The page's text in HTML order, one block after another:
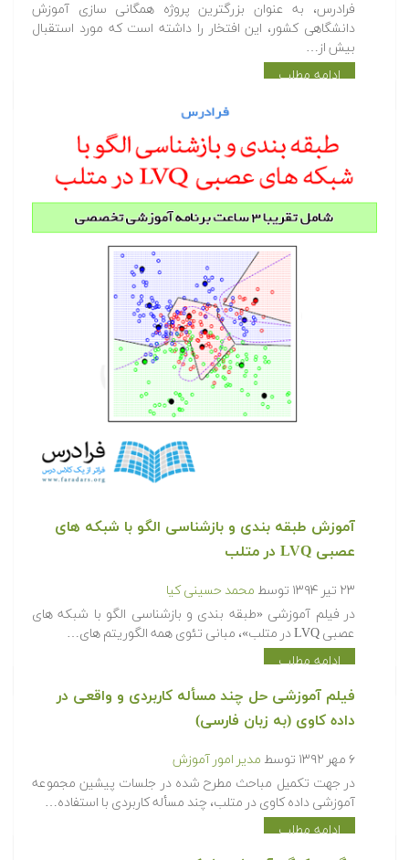
فرادرس، به عنوان بزرگترین پروژه همگانی سازی آموزش
دانشگاهی کشور، این افتخار را داشته است که مورد استقبال
بیش از…
ادامه مطلب
آموزش طبقه بندی و بازشناسی الگو با شبکه های
عصبی LVQ در متلب
۲۳ تیر ۱۳۹۴ توسط محمد حسینی کیا
در فیلم آموزشی «طبقه بندی و بازشناسی الگو با شبکه های
عصبی LVQ در متلب»، مبانی تئوی همه الگوریتم های…
ادامه مطلب
فیلم آموزشی حل چند مسأله کاربردی و واقعی در
داده کاوی (به زبان فارسی)
۶ مهر ۱۳۹۲ توسط مدیر امور آموزش
در جهت تکمیل مباحث مطرح شده در جلسات پیشین مجموعه
آموزشی داده کاوی در متلب، چند مسأله کاربردی با استفاده…
ادامه مطلب